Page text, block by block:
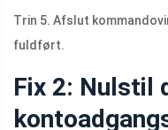
Trin 5. Afslut
fuldført.
Fix 2: Nulstil